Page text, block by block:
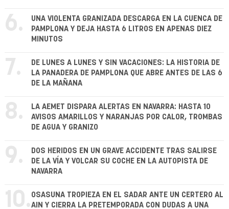
6.
UNA VIOLENTA GRANIZADA DESCARGA EN LA CUENCA DE
PAMPLONA Y DEJA HASTA 6 LITROS EN APENAS DIEZ
MINUTOS
7.
DE LUNES A LUNES Y SIN VACACIONES: LA HISTORIA DE
LA PANADERA DE PAMPLONA QUE ABRE ANTES DE LAS 6
DE LA MAÑANA
8.
LA AEMET DISPARA ALERTAS EN NAVARRA: HASTA 10
AVISOS AMARILLOS Y NARANJAS POR CALOR, TROMBAS
DE AGUA Y GRANIZO
9.
DOS HERIDOS EN UN GRAVE ACCIDENTE TRAS SALIRSE
DE LA VÍA Y VOLCAR SU COCHE EN LA AUTOPISTA DE
NAVARRA
10. OSASUNA TROPIEZA EN EL SADAR ANTE UN CERTERO AL
AIN Y CIERRA LA PRETEMPORADA CON DUDAS A UNA